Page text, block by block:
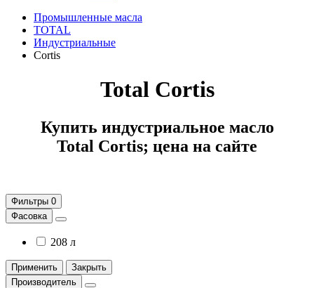
Промышленные масла
TOTAL
Индустриальные
Cortis
Total Cortis
Купить индустриальное масло
Total Cortis; цена на сайте
Фильтры 0
Фасовка
208 л
Применить
Закрыть
Производитель